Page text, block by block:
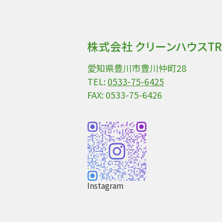
株式会社 クリーンハウス
愛知県豊川市豊川仲町28
TEL:0533-75-6425
FAX: 0533-75-6426
Instagram